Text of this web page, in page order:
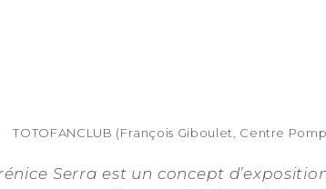
TOTOFANCLUB (François Giboulet, Centre
Serra est un concept